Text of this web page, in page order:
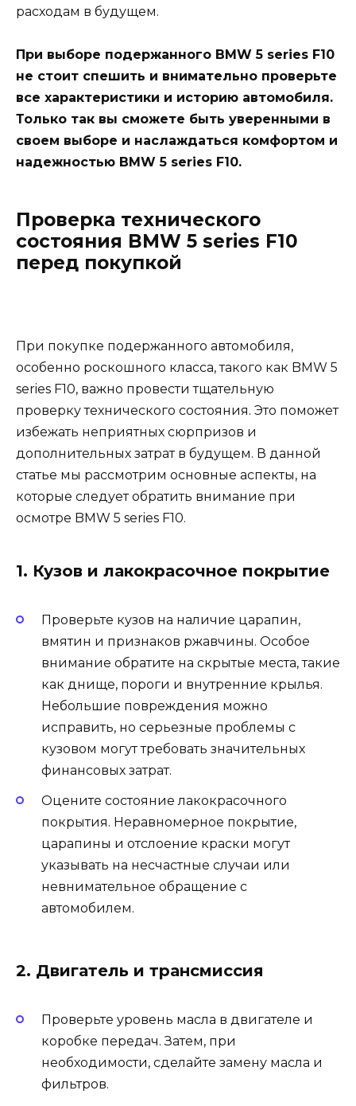
расходам в будущем.
При выборе подержанного BMW 5 series F10
не стоит спешить и внимательно проверьте
все характеристики и историю автомобиля.
Только так вы сможете быть уверенными в
своем выборе и наслаждаться комфортом и
надежностью BMW 5 series F10.
Проверка технического
состояния BMW 5 series F10
перед покупкой
При покупке подержанного автомобиля,
особенно роскошного класса, такого как BMW 5
series F10, важно провести тщательную
проверку технического состояния. Это поможет
избежать неприятных сюрпризов и
дополнительных затрат в будущем. В данной
статье мы рассмотрим основные аспекты, на
которые следует обратить внимание при
осмотре BMW 5 series F10.
1. Кузов и лакокрасочное покрытие
Проверьте кузов на наличие царапин,
вмятин и признаков ржавчины. Особое
внимание обратите на скрытые места, такие
как днище, пороги и внутренние крылья.
Небольшие повреждения можно
исправить, но серьезные проблемы с
кузовом могут требовать значительных
финансовых затрат.
Оцените состояние лакокрасочного
покрытия. Неравномерное покрытие,
царапины и отслоение краски могут
указывать на несчастные случаи или
невнимательное обращение с
автомобилем.
2. Двигатель и трансмиссия
Проверьте уровень масла в двигателе и
коробке передач. Затем, при
необходимости, сделайте замену масла и
фильтров.